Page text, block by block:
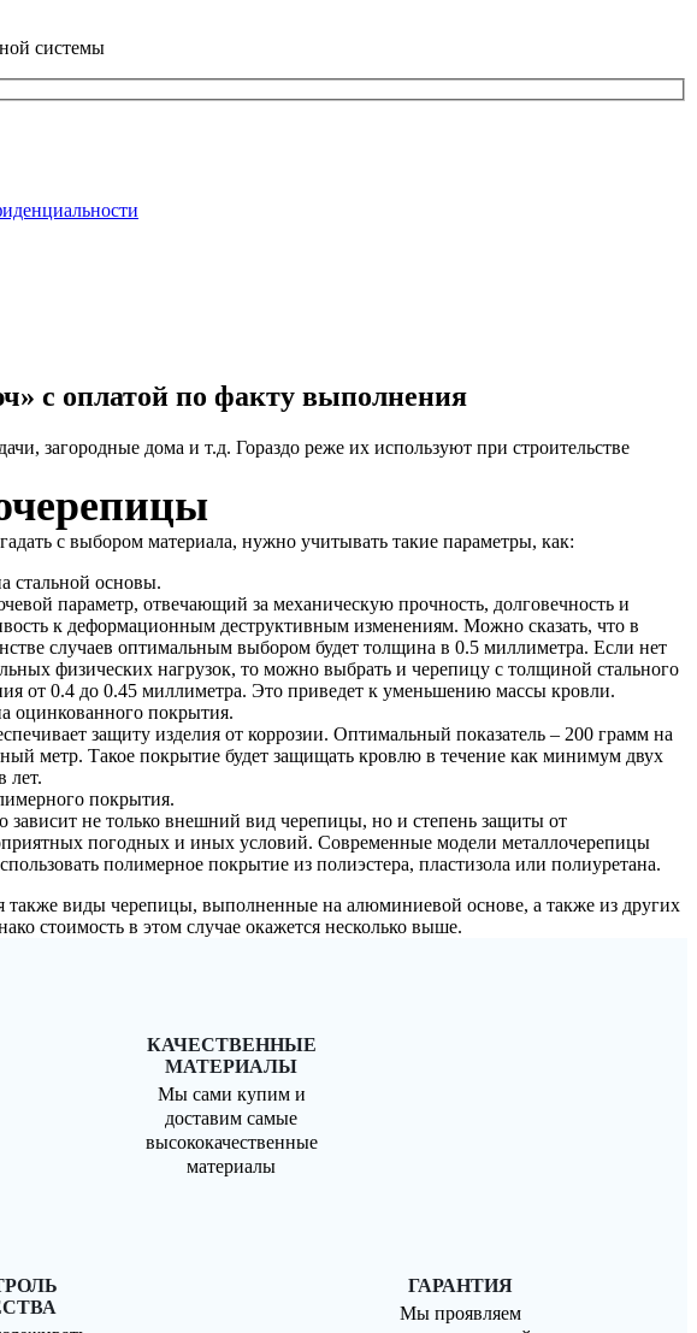
системы
с оплатой по факту выполнения
загородные дома и т.д. Гораздо реже их используют при строительстве
с выбором материала, нужно учитывать такие параметры, как:
стальной основы.
параметр, отвечающий за механическую прочность, долговечность и
к деформационным деструктивным изменениям. Можно сказать, что в
случаев оптимальным выбором будет толщина в 0.5 миллиметра. Если нет
физических нагрузок, то можно выбрать и черепицу с толщиной стального
от 0.4 до 0.45 миллиметра. Это приведет к уменьшению массы кровли.
оцинкованного покрытия.
защиту изделия от коррозии. Оптимальный показатель – 200 грамм на
метр. Такое покрытие будет защищать кровлю в течение как минимум двух
лет.
покрытия.
зависит не только внешний вид черепицы, но и степень защиты от
погодных и иных условий. Современные модели металлочерепицы
полимерное покрытие из полиэстера, пластизола или полиуретана.
также виды черепицы, выполненные на алюминиевой основе, а также из других
стоимость в этом случае окажется несколько выше.
КАЧЕСТВЕННЫЕ
МАТЕРИАЛЫ
Мы сами купим и
доставим самые
высококачественные
материалы
ГАРАНТИЯ
Мы проявляем